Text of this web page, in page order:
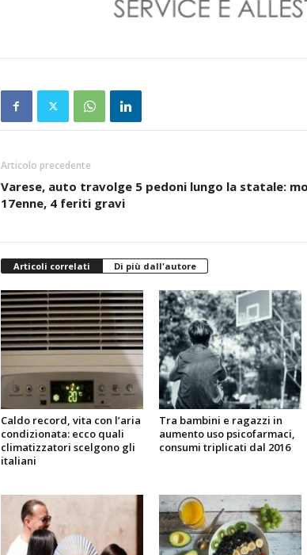
Articolo precedente
Varese, auto travolge 5 pedoni lungo la statale:
17enne, 4 feriti gravi
Articoli correlati Di più dall'autore
Caldo record, vita con l’aria
condizionata: ecco quali
climatizzatori scelgono gli
italiani
Tra bambini e ragazzi in
aumento uso psicofarmaci,
consumi triplicati dal 2016